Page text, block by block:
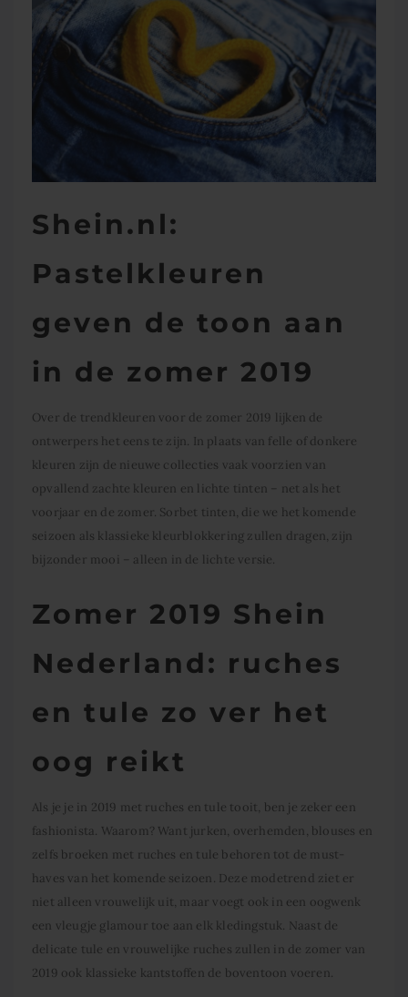
Shein.nl:
Pastelkleuren
geven de toon aan
in de zomer 2019
Over de trendkleuren voor de zomer 2019 lijken de
ontwerpers het eens te zijn. In plaats van felle of donkere
kleuren zijn de nieuwe collecties vaak voorzien van
opvallend zachte kleuren en lichte tinten – net als het
voorjaar en de zomer. Sorbet tinten, die we het komende
seizoen als klassieke kleurblokkering zullen dragen, zijn
bijzonder mooi – alleen in de lichte versie.
Zomer 2019 Shein
Nederland: ruches
en tule zo ver het
oog reikt
Als je je in 2019 met ruches en tule tooit, ben je zeker een
fashionista. Waarom? Want jurken, overhemden, blouses en
zelfs broeken met ruches en tule behoren tot de must-
haves van het komende seizoen. Deze modetrend ziet er
niet alleen vrouwelijk uit, maar voegt ook in een oogwenk
een vleugje glamour toe aan elk kledingstuk. Naast de
delicate tule en vrouwelijke ruches zullen in de zomer van
2019 ook klassieke kantstoffen de boventoon voeren.